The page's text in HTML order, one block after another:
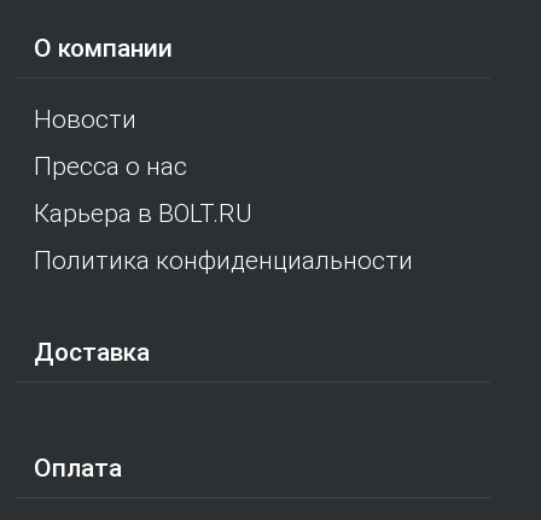
О компании
Новости
Пресса о нас
Карьера в BOLT.RU
Политика конфиденциальности
Доставка
Оплата